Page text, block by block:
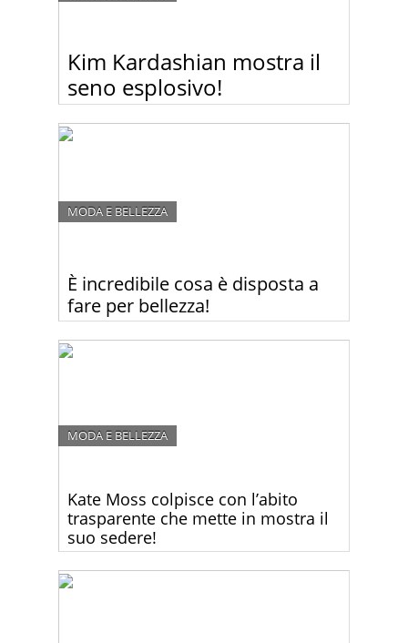
Kim Kardashian mostra il
seno esplosivo!
è ancora pronta a rinunciare di strizzarsi dentro
abiti che più stretti non si può! Sotto questa mini
È incredibile cosa è disposta a
fare per bellezza!
MODA E BELLEZZA
il suo volto ricoperto di sangue! Guardate perché.
Kate Moss colpisce con l’abito
trasparente che mette in mostra il
suo sedere!
MODA E BELLEZZA
alla Fashion Week di Parigi. Guardate perché.